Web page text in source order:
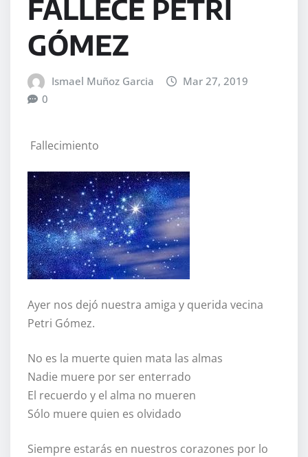
FALLECE PETRI
GÓMEZ
Ismael Muñoz Garcia
Mar 27, 2019
0
Fallecimiento
Ayer nos dejó nuestra amiga y querida vecina
Petri Gómez.
No es la muerte quien mata las almas
Nadie muere por ser enterrado
El recuerdo y el alma no mueren
Sólo muere quien es olvidado
Siempre estarás en nuestros corazones por lo